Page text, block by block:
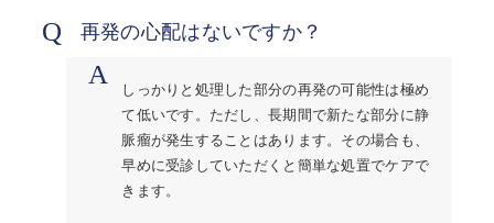
Q 再発の心配はないですか？
A
しっかりと処理した部分の再発の可能性は極め
て低いです。ただし、長期間で新たな部分に静
脈瘤が発生することはあります。その場合も、
早めに受診していただくと簡単な処置でケアで
きます。